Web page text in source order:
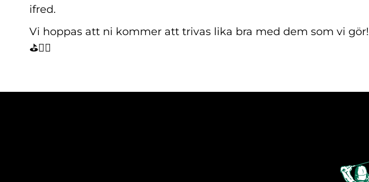
ifred.
Vi hoppas att ni kommer att trivas lika bra med dem som vi gör!
⛳️🏌🏽